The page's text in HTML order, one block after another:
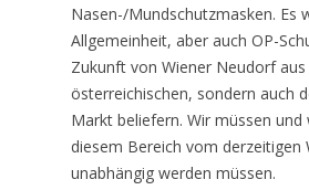
Nasen-/Mundschutzmasken. Es
Allgemeinheit, aber auch OP-
Zukunft von Wiener Neudorf
österreichischen, sondern auch
Markt beliefern. Wir müssen und
diesem Bereich vom derzeitigen
unabhängig werden müssen.